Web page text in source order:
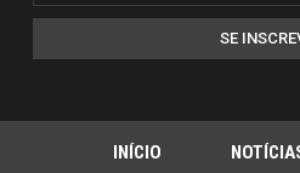
SE
INÍCIO